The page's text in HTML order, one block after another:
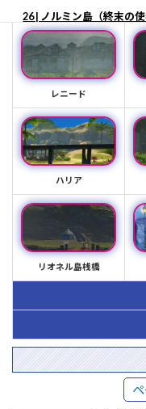
レニード
ハリア
リオネル島桟橋
26 | ノルミン島（終末の
26-1 | 出現するボス・強
26-2 | 発生するチャット
27 | 鎮めの森（オープニ
27-2 | 発生するチャット
28 | 鎮めの森のマップ情報
28-1 | 入手できるアイテ
28-3 | ねこにんボックス
28-4 | 地相樹の場所
28-5 | 出現するボス・強
28-6 | 発生するチャット
29 | タイタニア（脱出時
29-2 | 入手できる薬草
29-3 | 出現するボス・強
29-4 | 発生するチャット
30 | タイタニア（エレノ